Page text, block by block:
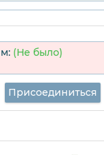
(Не было)
Присоединиться